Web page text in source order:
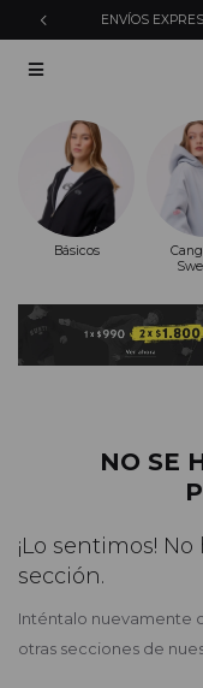
ENVÍOS

Básicos
NO SE
¡Lo sentimos!
sección.
Inténtalo nuevamente
otras secciones de